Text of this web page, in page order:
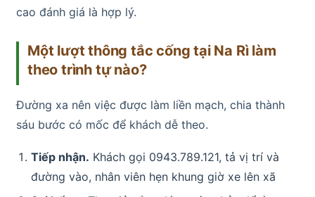
cao đánh giá là hợp lý.
Một lượt thông tắc cống tại Na Rì làm
theo trình tự nào?
Đường xa nên việc được làm liền mạch, chia thành
sáu bước có mốc để khách dễ theo.
Tiếp nhận. Khách gọi 0943.789.121, tả vị trí và
đường vào, nhân viên hẹn khung giờ xe lên xã